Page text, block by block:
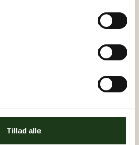
Tillad alle